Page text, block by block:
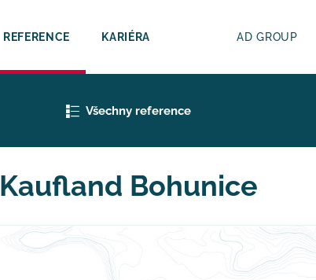
REFERENCE KARIÉRA AD GROUP
Všechny reference
Kaufland Bohunice